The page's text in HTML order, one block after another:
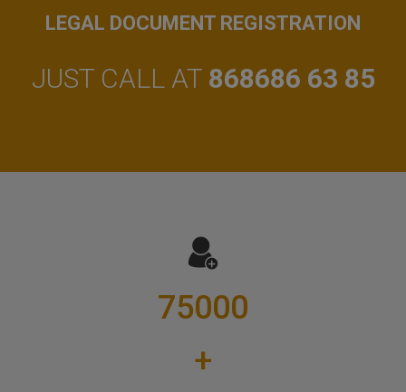
LEGAL DOCUMENT REGISTRATION
JUST CALL AT 868686 63 85
75000
+